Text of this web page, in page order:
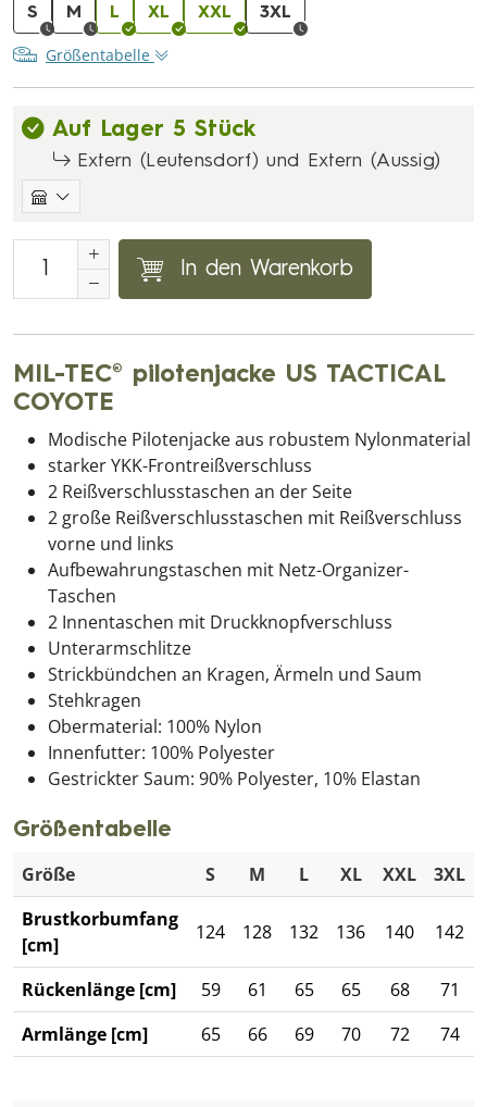
S M L XL XXL 3XL
Größentabelle
Auf Lager 5 Stück
Extern (Leutensdorf) und Extern (Aussig)
In den Warenkorb
MIL-TEC® pilotenjacke US TACTICAL
COYOTE
Modische Pilotenjacke aus robustem Nylonmaterial
starker YKK-Frontreißverschluss
2 Reißverschlusstaschen an der Seite
2 große Reißverschlusstaschen mit Reißverschluss
vorne und links
Aufbewahrungstaschen mit Netz-Organizer-
Taschen
2 Innentaschen mit Druckknopfverschluss
Unterarmschlitze
Strickbündchen an Kragen, Ärmeln und Saum
Stehkragen
Obermaterial: 100% Nylon
Innenfutter: 100% Polyester
Gestrickter Saum: 90% Polyester, 10% Elastan
Größentabelle
Größe S M L XL XXL
3XL
Brustkorbumfang
[cm]
124 128 132 136 140 142
Rückenlänge [cm] 59 61 65 65 68
71
Armlänge [cm]
65 66 69 70 72 74